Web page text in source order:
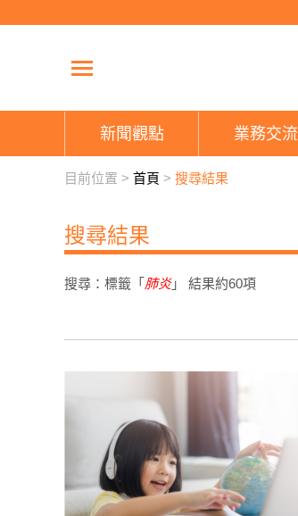
新聞觀點 業務交流
目前位置 > 首頁 > 搜尋結果
搜尋結果
搜尋：標籤「 肺炎」 結果約60項